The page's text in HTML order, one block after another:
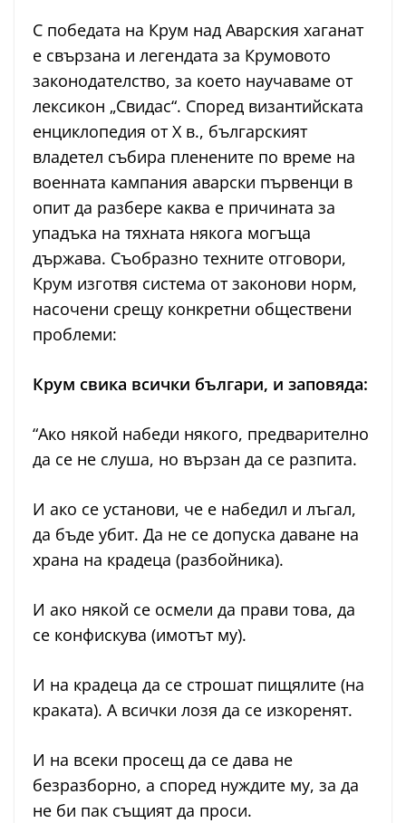
С победата на Крум над Аварския хаганат
е свързана и легендата за Крумовото
законодателство, за което научаваме от
лексикон „Свидас“. Според византийската
енциклопедия от X в., българският
владетел събира пленените по време на
военната кампания аварски първенци в
опит да разбере каква е причината за
упадъка на тяхната някога могъща
държава. Съобразно техните отговори,
Крум изготвя система от законови норм,
насочени срещу конкретни обществени
проблеми:
Крум свика всички българи, и заповяда:
“Ако някой набеди някого, предварително
да се не слуша, но вързан да се разпита.
И ако се установи, че е набедил и лъгал,
да бъде убит. Да не се допуска даване на
храна на крадеца (разбойника).
И ако някой се осмели да прави това, да
се конфискува (имотът му).
И на крадеца да се строшат пищялите (на
краката). А всички лозя да се изкоренят.
И на всеки просещ да се дава не
безразборно, а според нуждите му, за да
не би пак същият да проси.